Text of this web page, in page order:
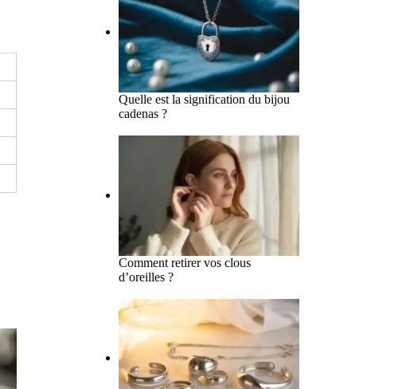
Quelle est la signification du bijou
cadenas ?
Comment retirer vos clous
d’oreilles ?